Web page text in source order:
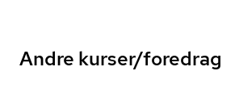
Andre kurser/foredrag